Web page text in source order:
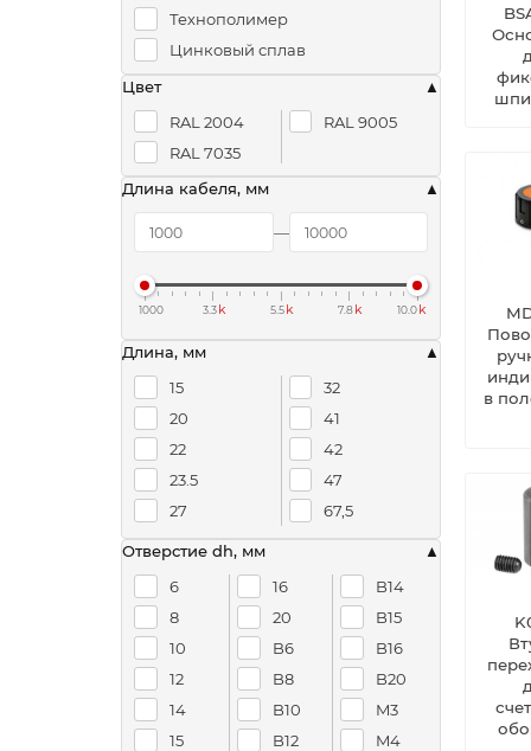
Технополимер
Цинковый сплав
Цвет
RAL 2004
RAL 7035
RAL 9005
Длина кабеля, мм
1000 3.3 k 5.5k 7.8k 10.0k
Длина, мм
15
20
22
23.5
27
32
41
42
47
67,5
Отверстие dh, мм
6
8
10
12
14
15
16
20
B6
B8
B10
B12
B14
B15
B16
B20
M3
M4
в